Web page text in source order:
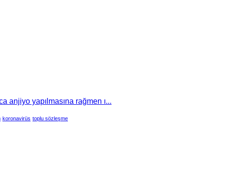
anjiyo yapılmasına rağmen ı...
koronavirüs toplu sözleşme